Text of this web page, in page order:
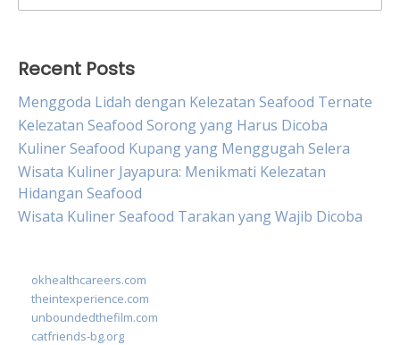
for:
Recent Posts
Menggoda Lidah dengan Kelezatan Seafood Ternate
Kelezatan Seafood Sorong yang Harus Dicoba
Kuliner Seafood Kupang yang Menggugah Selera
Wisata Kuliner Jayapura: Menikmati Kelezatan
Hidangan Seafood
Wisata Kuliner Seafood Tarakan yang Wajib Dicoba
okhealthcareers.com
theintexperience.com
unboundedthefilm.com
catfriends-bg.org